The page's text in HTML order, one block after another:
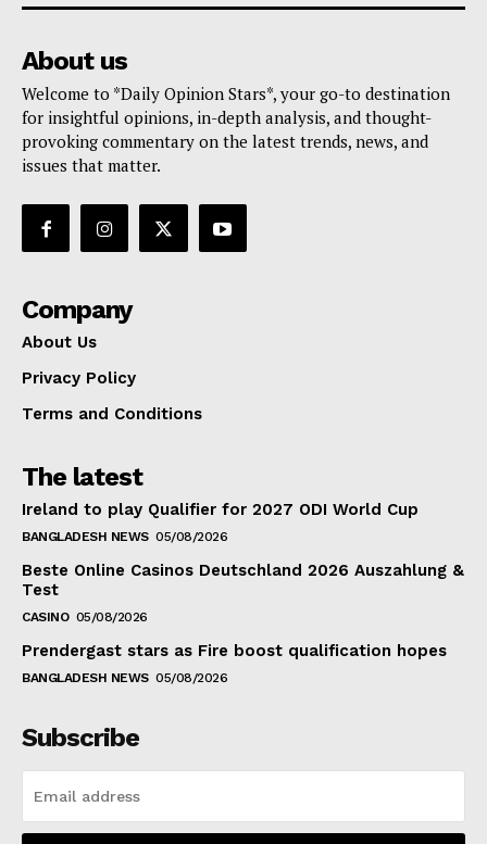
About us
Welcome to *Daily Opinion Stars*, your go-to destination
for insightful opinions, in-depth analysis, and thought-
provoking commentary on the latest trends, news, and
issues that matter.
Company
About Us
Privacy Policy
Terms and Conditions
The latest
Ireland to play Qualifier for 2027 ODI World Cup
BANGLADESH NEWS 05/08/2026
Beste Online Casinos Deutschland 2026 Auszahlung &
Test
CASINO 05/08/2026
Prendergast stars as Fire boost qualification hopes
BANGLADESH NEWS 05/08/2026
Subscribe